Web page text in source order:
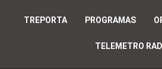
TREPORTA PROGRAMAS
TELEMETRO